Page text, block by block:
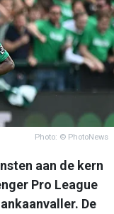
Photo: © PhotoNews
aan de kern
Pro League
De